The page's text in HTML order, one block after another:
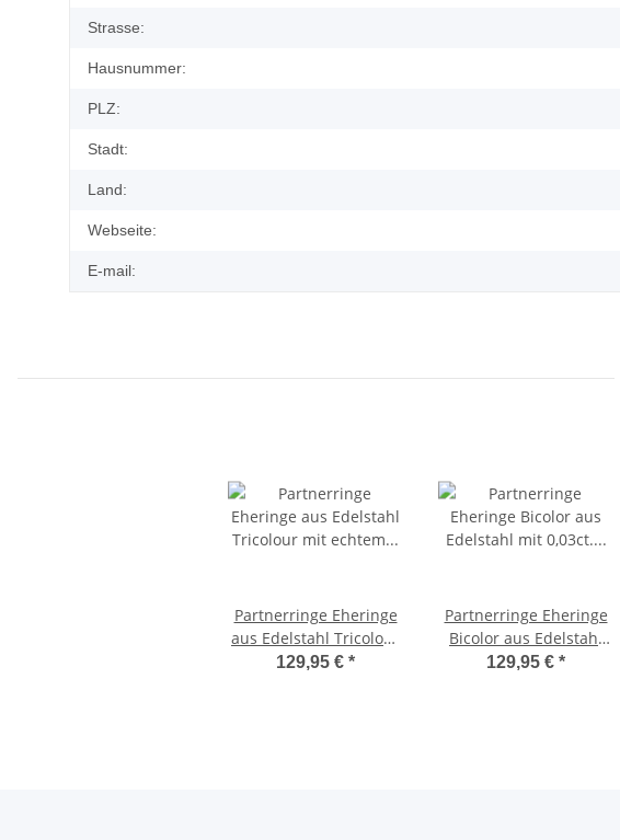
Strasse:
Hausnummer:
PLZ:
Stadt:
Land:
Webseite:
E-mail:
Partnerringe Eheringe
aus Edelstahl Tricolour
mit echtem 0,03ct.
129,95 € *
Partnerringe Eheringe
Bicolor aus Edelstahl
mit 0,03ct. Diamant
129,95 € *